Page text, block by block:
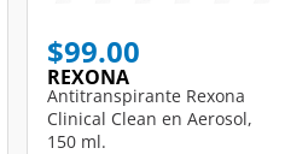
$99.00
REXONA
Antitranspirante Rexona
Clinical Clean en Aerosol,
150 ml.